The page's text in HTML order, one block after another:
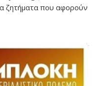
ζητήματα που αφορούν